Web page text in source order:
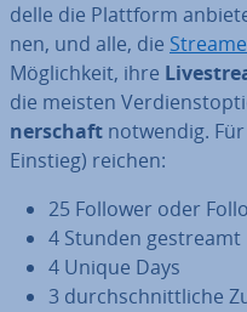
del­le die Plattform
nen, und alle, die
Mög­lich­keit, ihre
die meisten
ner­schaft notwendig.
Einstieg) reichen:
25 Follower oder
4 Stunden gestreamt
4 Unique Days
3 durch­schnitt­li­che